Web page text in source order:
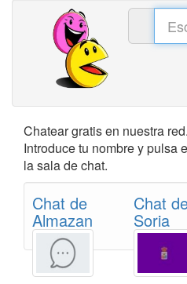
Chatear gratis en nuestra
Introduce tu nombre y pulsa
la sala de chat.
Chat de
Almazan
Chat
Soria